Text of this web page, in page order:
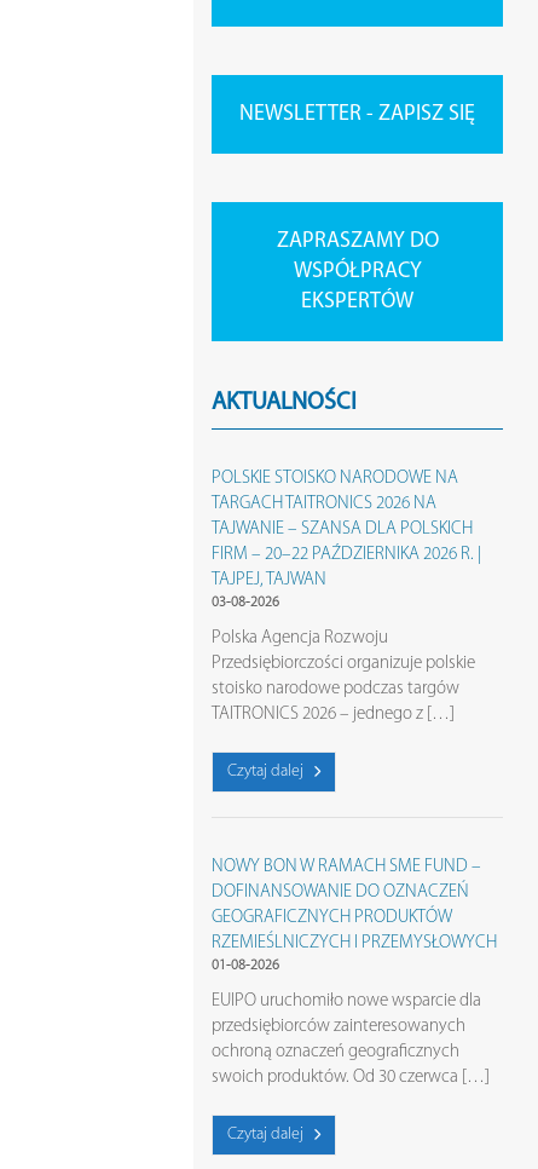
NEWSLETTER - ZAPISZ SIĘ
ZAPRASZAMY DO
WSPÓŁPRACY
EKSPERTÓW
AKTUALNOŚCI
POLSKIE STOISKO NARODOWE NA
TARGACH TAITRONICS 2026 NA
TAJWANIE – SZANSA DLA POLSKICH
FIRM – 20–22 PAŹDZIERNIKA 2026 R. |
TAJPEJ, TAJWAN
03-08-2026
Polska Agencja Rozwoju
Przedsiębiorczości organizuje polskie
stoisko narodowe podczas targów
TAITRONICS 2026 – jednego z […]
Czytaj dalej
NOWY BON W RAMACH SME FUND –
DOFINANSOWANIE DO OZNACZEŃ
GEOGRAFICZNYCH PRODUKTÓW
RZEMIEŚLNICZYCH I PRZEMYSŁOWYCH
01-08-2026
EUIPO uruchomiło nowe wsparcie dla
przedsiębiorców zainteresowanych
ochroną oznaczeń geograficznych
swoich produktów. Od 30 czerwca […]
Czytaj dalej